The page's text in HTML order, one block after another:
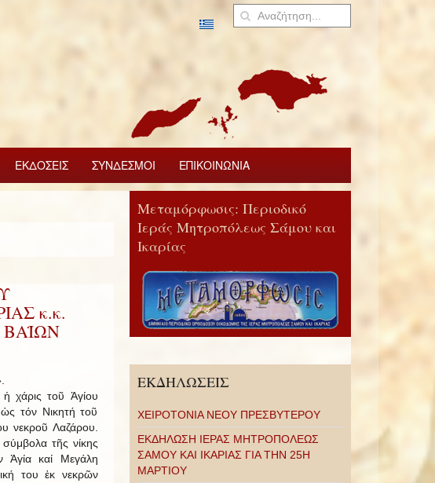
ΕΚΔΟΣΕΙΣ ΣΥΝΔΕΣΜΟΙ ΕΠΙΚΟΙΝΩΝΙΑ
κ.κ.
χάρις τοῦ Ἁγίου
τόν Νικητή τοῦ
νεκροῦ Λαζάρου.
τῆς νίκης
Ἁγία καί Μεγάλη
του ἐκ νεκρῶν
Μεταμόρφωσις: Περιοδικό
Ιεράς Μητροπόλεως Σάμου και
Ικαρίας
ΕΚΔΗΛΩΣΕΙΣ
ΧΕΙΡΟΤΟΝΙΑ ΝΕΟΥ ΠΡΕΣΒΥΤΕΡΟΥ
ΕΚΔΗΛΩΣΗ ΙΕΡΑΣ ΜΗΤΡΟΠΟΛΕΩΣ
ΣΑΜΟΥ ΚΑΙ ΙΚΑΡΙΑΣ ΓΙΑ ΤΗΝ 25Η
ΜΑΡΤΙΟΥ